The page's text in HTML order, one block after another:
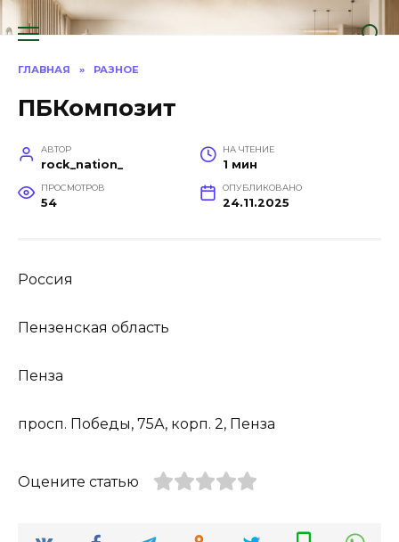
Перейти
к
ГЛАВНАЯ » РАЗНОЕ
ПБКомпозит
АВТОР
rock_nation_
НА ЧТЕНИЕ
1 мин
ПРОСМОТРОВ
54
ОПУБЛИКОВАНО
24.11.2025
Россия
Пензенская область
Пенза
просп. Победы, 75А, корп. 2, Пенза
Оцените статью